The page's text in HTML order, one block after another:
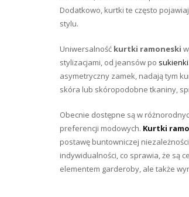
Dodatkowo, kurtki te często
stylu.
Uniwersalność kurtki ramoneski
stylizacjami, od jeansów po sukienki
asymetryczny zamek, nadają tym
skóra lub skóropodobne tkaniny,
Obecnie dostępne są w
preferencji modowych. Kurtki
postawę buntowniczej
indywidualności, co sprawia, że są
elementem garderoby, ale także